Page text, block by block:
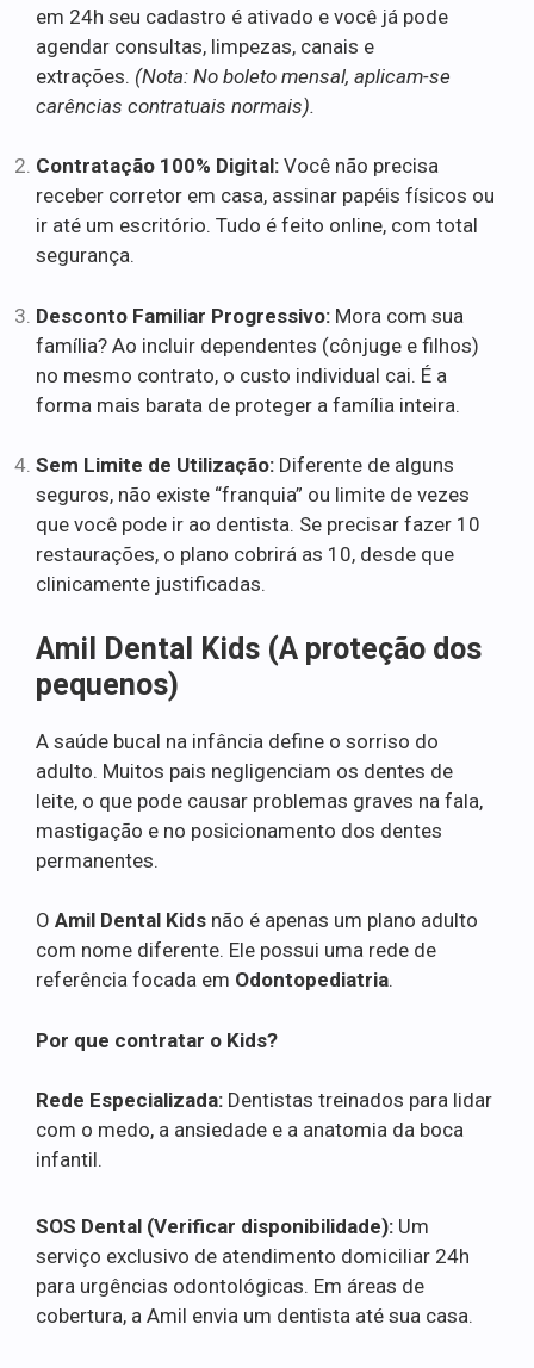
em 24h seu cadastro é ativado e você já pode
agendar consultas, limpezas, canais e
extrações. (Nota: No boleto mensal, aplicam-se
carências contratuais normais).
Contratação 100% Digital: Você não precisa
receber corretor em casa, assinar papéis físicos ou
ir até um escritório. Tudo é feito online, com total
segurança.
Desconto Familiar Progressivo: Mora com sua
família? Ao incluir dependentes (cônjuge e filhos)
no mesmo contrato, o custo individual cai. É a
forma mais barata de proteger a família inteira.
Sem Limite de Utilização: Diferente de alguns
seguros, não existe “franquia” ou limite de vezes
que você pode ir ao dentista. Se precisar fazer 10
restaurações, o plano cobrirá as 10, desde que
clinicamente justificadas.
Amil Dental Kids (A proteção dos
pequenos)
A saúde bucal na infância define o sorriso do
adulto. Muitos pais negligenciam os dentes de
leite, o que pode causar problemas graves na fala,
mastigação e no posicionamento dos dentes
permanentes.
O Amil Dental Kids não é apenas um plano adulto
com nome diferente. Ele possui uma rede de
referência focada em Odontopediatria.
Por que contratar o Kids?
Rede Especializada: Dentistas treinados para lidar
com o medo, a ansiedade e a anatomia da boca
infantil.
SOS Dental (Verificar disponibilidade): Um
serviço exclusivo de atendimento domiciliar 24h
para urgências odontológicas. Em áreas de
cobertura, a Amil envia um dentista até sua casa.